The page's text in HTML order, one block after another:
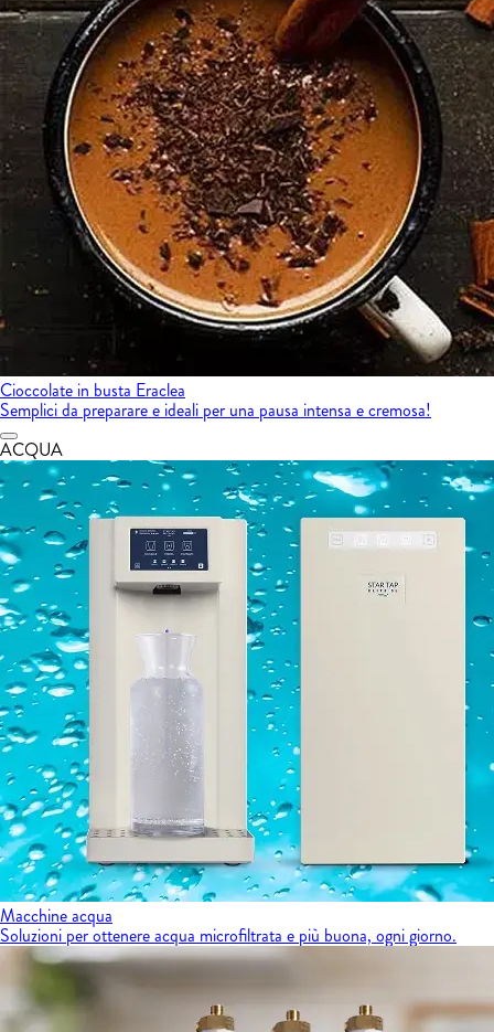
Cioccolate in busta Eraclea
Semplici da preparare e ideali per una pausa intensa e cremosa!
ACQUA
Macchine acqua
Soluzioni per ottenere acqua microfiltrata e più buona, ogni giorno.